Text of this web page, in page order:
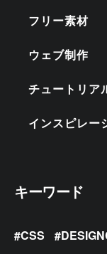
フリー素材
ウェブ制作
チュートリア
インスピレー
キーワード
CSS